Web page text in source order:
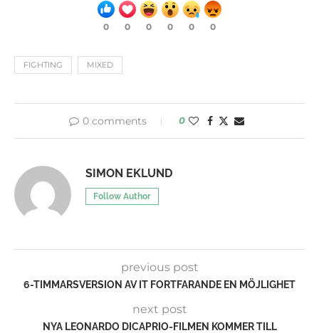
0 0 0 0 0 0
FIGHTING MIXED
0 comments 0
SIMON EKLUND
Follow Author
previous post
6-TIMMARSVERSION AV IT FORTFARANDE EN MÖJLIGHET
next post
NYA LEONARDO DICAPRIO-FILMEN KOMMER TILL